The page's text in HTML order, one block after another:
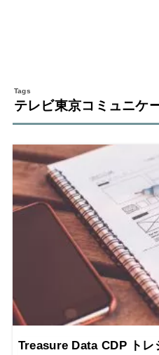
テレビ東京コミュニケ
Treasure Data CDP トレ